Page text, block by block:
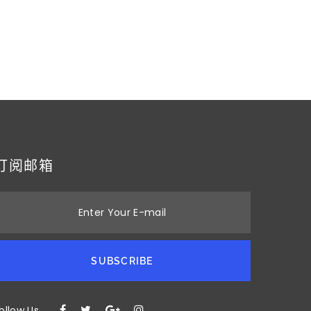
阅邮箱
Enter Your E-mail
SUBSCRIBE